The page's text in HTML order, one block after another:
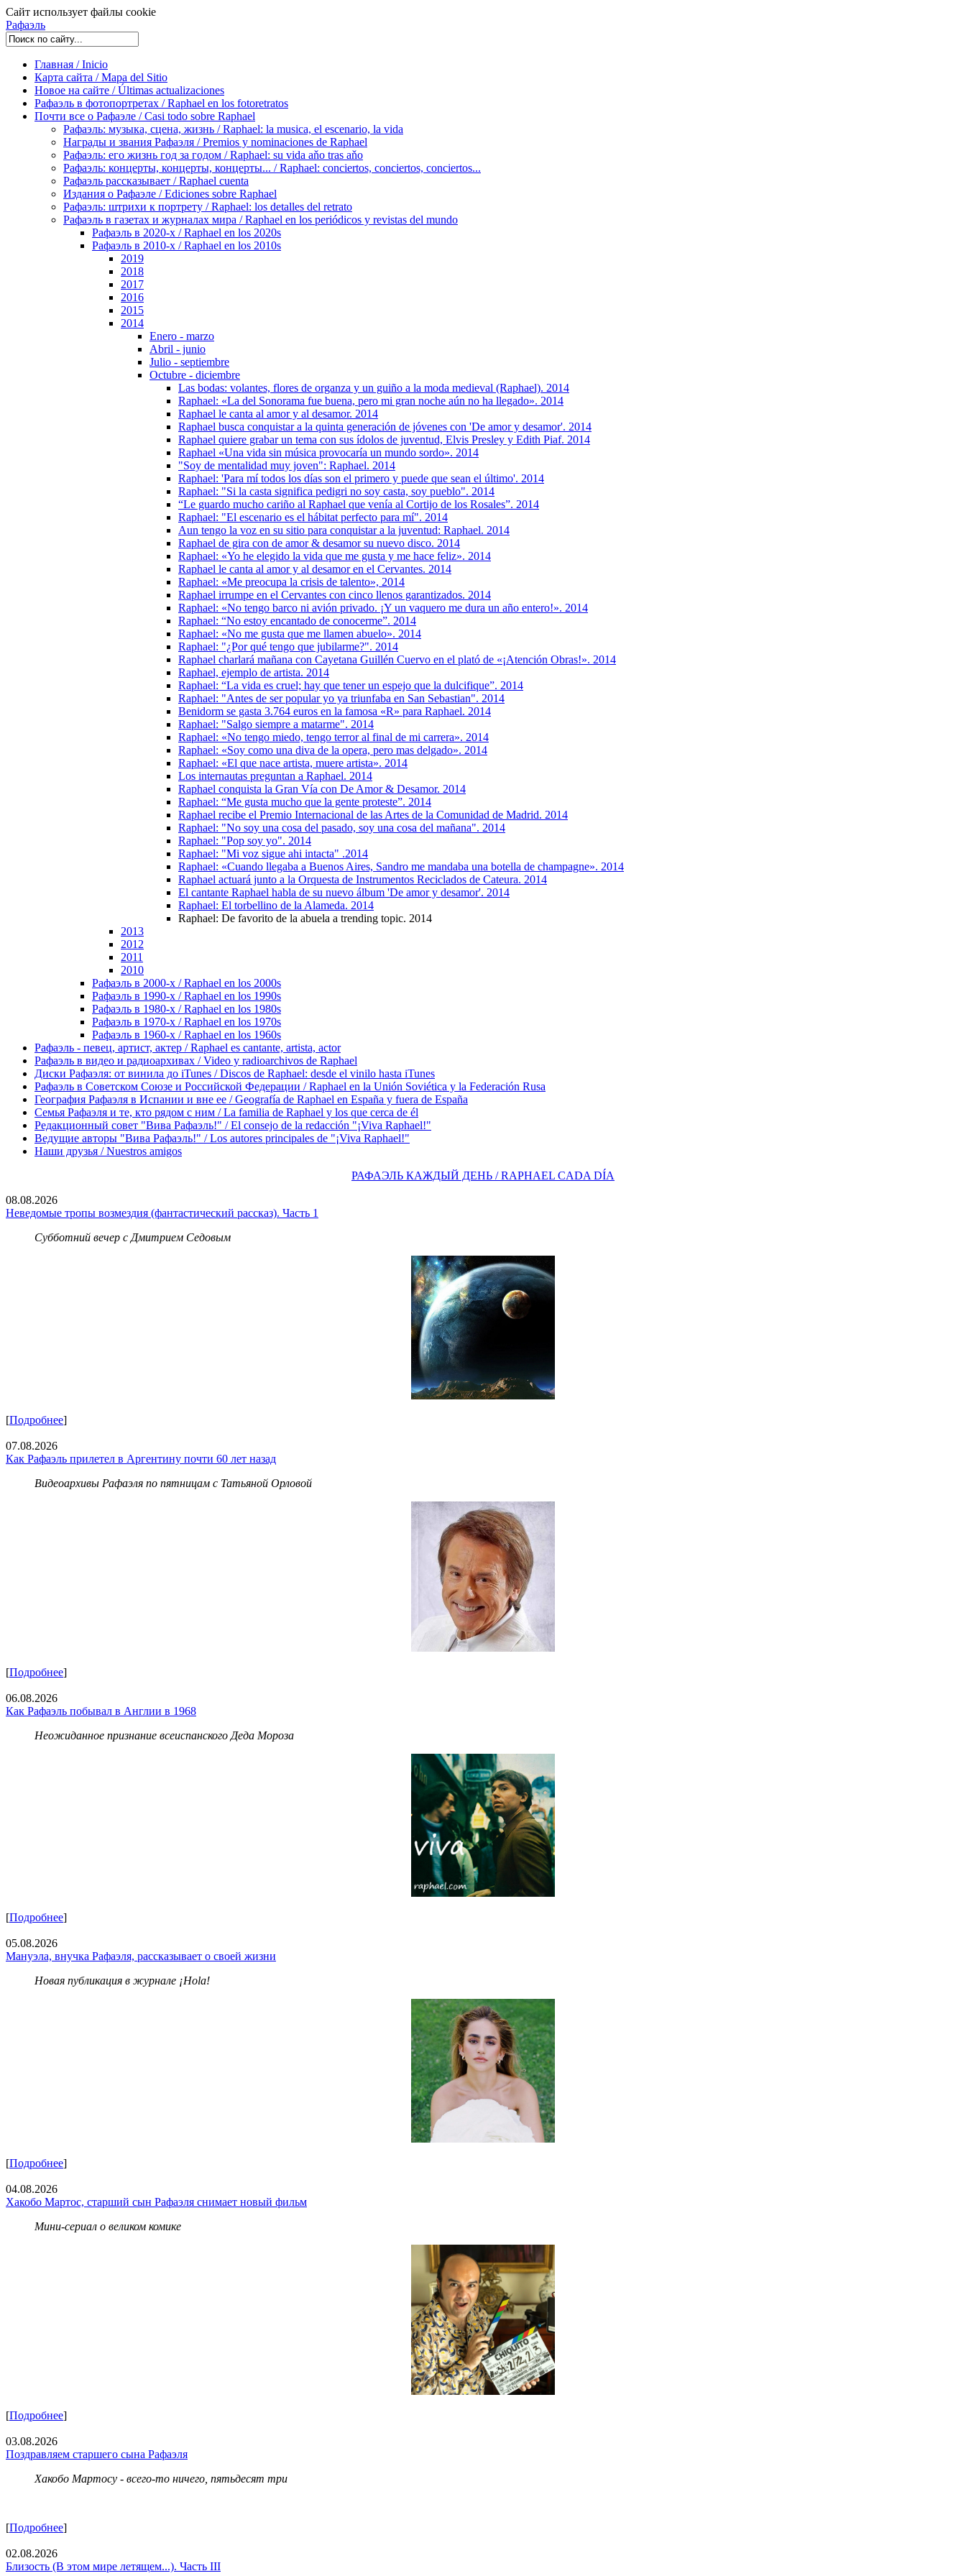
Сайт использует файлы cookie
Рафаэль
Главная / Inicio
Карта сайта / Mapa del Sitio
Новое на сайте / Últimas actualizaciones
Рафаэль в фотопортретах / Raphael en los fotoretratos
Почти все о Рафаэле / Casi todo sobre Raphael
Рафаэль: музыка, сцена, жизнь / Raphael: la musica, el escenario, la vida
Награды и звания Рафаэля / Premios y nominaciones de Raphael
Рафаэль: его жизнь год за годом / Raphael: su vida aňo tras aňo
Рафаэль: концерты, концерты, концерты... / Raphael: conciertos, сonciertos, сonciertos...
Рафаэль рассказывает / Raphael cuenta
Издания о Рафаэле / Ediciones sobre Raphael
Рафаэль: штрихи к портрету / Raphael: los detalles del retrato
Рафаэль в газетах и журналах мира / Raphael en los periódicos y revistas del mundo
Рафаэль в 2020-х / Raphael en los 2020s
Рафаэль в 2010-х / Raphael en los 2010s
2019
2018
2017
2016
2015
2014
Enero - marzo
Abril - junio
Julio - septiembre
Octubre - diciembre
Las bodas: volantes, flores de organza y un guiño a la moda medieval (Raphael). 2014
Raphael: «La del Sonorama fue buena, pero mi gran noche aún no ha llegado». 2014
Raphael le canta al amor y al desamor. 2014
Raphael busca conquistar a la quinta generación de jóvenes con 'De amor y desamor'. 2014
Raphael quiere grabar un tema con sus ídolos de juventud, Elvis Presley y Edith Piaf. 2014
Raphael «Una vida sin música provocaría un mundo sordo». 2014
"Soy de mentalidad muy joven": Raphael. 2014
Raphael: 'Para mí todos los días son el primero y puede que sean el último'. 2014
Raphael: "Si la casta significa pedigri no soy casta, soy pueblo". 2014
“Le guardo mucho cariño al Raphael que venía al Cortijo de los Rosales”. 2014
Raphael: "El escenario es el hábitat perfecto para mí". 2014
Aun tengo la voz en su sitio para conquistar a la juventud: Raphael. 2014
Raphael de gira con de amor & desamor su nuevo disco. 2014
Raphael: «Yo he elegido la vida que me gusta y me hace feliz». 2014
Raphael le canta al amor y al desamor en el Cervantes. 2014
Raphael: «Me preocupa la crisis de talento», 2014
Raphael irrumpe en el Cervantes con cinco llenos garantizados. 2014
Raphael: «No tengo barco ni avión privado. ¡Y un vaquero me dura un año entero!». 2014
Raphael: “No estoy encantado de conocerme”. 2014
Raphael: «No me gusta que me llamen abuelo». 2014
Raphael: "¿Por qué tengo que jubilarme?". 2014
Raphael charlará mañana con Cayetana Guillén Cuervo en el plató de «¡Atención Obras!». 2014
Raphael, ejemplo de artista. 2014
Raphael: “La vida es cruel; hay que tener un espejo que la dulcifique”. 2014
Raphael: "Antes de ser popular yo ya triunfaba en San Sebastian". 2014
Benidorm se gasta 3.764 euros en la famosa «R» para Raphael. 2014
Raphael: "Salgo siempre a matarme". 2014
Raphael: «No tengo miedo, tengo terror al final de mi carrera». 2014
Raphael: «Soy como una diva de la opera, pero mas delgado». 2014
Raphael: «El que nace artista, muere artista». 2014
Los internautas preguntan a Raphael. 2014
Raphael conquista la Gran Vía con De Amor & Desamor. 2014
Raphael: “Me gusta mucho que la gente proteste”. 2014
Raphael recibe el Premio Internacional de las Artes de la Comunidad de Madrid. 2014
Raphael: "No soy una cosa del pasado, soy una cosa del mañana". 2014
Raphael: "Pop soy yo". 2014
Raphael: "Mi voz sigue ahi intacta" .2014
Raphael: «Cuando llegaba a Buenos Aires, Sandro me mandaba una botella de champagne». 2014
Raphael actuará junto a la Orquesta de Instrumentos Reciclados de Cateura. 2014
El cantante Raphael habla de su nuevo álbum 'De amor y desamor'. 2014
Raphael: El torbellino de la Alameda. 2014
Raphael: De favorito de la abuela a trending topic. 2014
2013
2012
2011
2010
Рафаэль в 2000-х / Raphael en los 2000s
Рафаэль в 1990-х / Raphael en los 1990s
Рафаэль в 1980-х / Raphael en los 1980s
Рафаэль в 1970-х / Raphael en los 1970s
Рафаэль в 1960-х / Raphael en los 1960s
Рафаэль - певец, артист, актер / Raphael es cantante, artista, actor
Рафаэль в видео и радиоархивах / Video y radioarchivos de Raphael
Диски Рафаэля: от винила до iTunes / Discos de Raphael: desde el vinilo hasta iTunes
Рафаэль в Советском Союзе и Российской Федерации / Raphael en la Unión Soviética y la Federación Rusa
География Рафаэля в Испании и вне ее / Geografía de Raphael en España y fuera de España
Семья Рафаэля и те, кто рядом с ним / La familia de Raphael y los que cerca de él
Редакционный совет "Вива Рафаэль!" / El consejo de la redacción "¡Viva Raphael!"
Ведущие авторы "Вива Рафаэль!" / Los autores principales de "¡Viva Raphael!"
Наши друзья / Nuestros amigos
РАФАЭЛЬ КАЖДЫЙ ДЕНЬ / RAPHAEL CADA DÍA
08.08.2026
Неведомые тропы возмездия (фантастический рассказ). Часть 1
Субботний вечер с Дмитрием Седовым
[Подробнее]
07.08.2026
Как Рафаэль прилетел в Аргентину почти 60 лет назад
Видеоархивы Рафаэля по пятницам с Татьяной Орловой
[Подробнее]
06.08.2026
Как Рафаэль побывал в Англии в 1968
Неожиданное признание всеиспанского Деда Мороза
[Подробнее]
05.08.2026
Мануэла, внучка Рафаэля, рассказывает о своей жизни
Новая публикация в журнале ¡Hola!
[Подробнее]
04.08.2026
Хакобо Мартос, старший сын Рафаэля снимает новый фильм
Мини-сериал о великом комике
[Подробнее]
03.08.2026
Поздравляем старшего сына Рафаэля
Хакобо Мартосу - всего-то ничего, пятьдесят три
[Подробнее]
02.08.2026
Близость (В этом мире летящем...). Часть III